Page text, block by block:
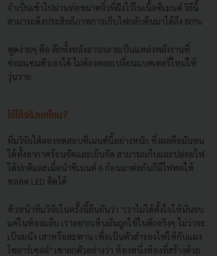
จำเป็นเข้าไปผ่านท่อขนาดจิ๋วที่ฝังไว้ในเนื้อซีเมนต์ วิธีนี้
สามารถดึงประสิทธิภาพการเก็บไฟกลับคืนมาได้ถึง 80%
พูดง่ายๆ คือ ตึกทั้งหลังอาจกลายเป็นแหล่งพลังงานที่
ซ่อมแซมตัวเองได้ ไม่ต้องคอยเปลี่ยนแบตเตอรี่ใหม่ให้
วุ่นวาย
ใช้ได้จริงแค่ไหน?
ทีมวิจัยได้ลองทดสอบซีเมนต์นี้อย่างหนัก ซึ่งผลคือมันทน
ได้ทั้งอากาศร้อนจัดและเย็นจัด สามารถเก็บและปล่อยไฟ
ได้ปกติและเมื่อนำซีเมนต์ 6 ก้อนมาต่อกันก็มีไฟพอให้
หลอด LED ติดได้
หัวหน้าทีมวิจัยในครั้งนี้ยืนยันว่า "เราไม่ได้ตั้งใจให้มันจบ
แค่ในห้องแล็บ เราอยากเห็นมันถูกใช้ในตึกจริงๆ ไม่ว่าจะ
เป็นผนัง เสาหรือสะพาน เพื่อเป็นตัวสำรองไฟให้กับแผง
โซลาร์เซลล์" เขายกตัวอย่างว่า ห้องหนึ่งห้องที่สร้างด้วย